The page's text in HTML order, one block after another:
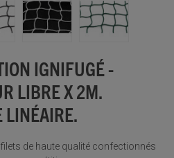
IGNIFUGÉ -
LIBRE X 2M.
LINÉAIRE.
de haute qualité confectionnés